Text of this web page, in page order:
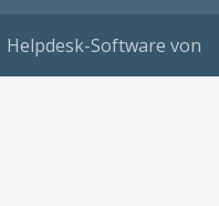
Helpdesk-Software von